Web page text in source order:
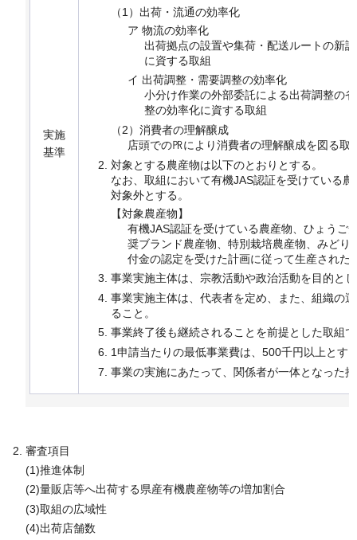
実施
基準
（1）出荷・流通の効率化
ア 物流の効率化
出荷拠点の設置や集荷・配送ルートの新
に資する取組
イ 出荷調整・需要調整の効率化
小分け作業の外部委託による出荷調整の
整の効率化に資する取組
（2）消費者の理解醸成
店頭での㏚により消費者の理解醸成を図る取
対象とする農産物は以下のとおりとする。
なお、取組において有機JAS認証を受けている
対象外とする。
【対象農産物】
有機JAS認証を受けている農産物、ひょうご
奨ブランド農産物、特別栽培農産物、みどり
付金の認定を受けた計画に従って生産された
事業実施主体は、宗教活動や政治活動を目的と
事業実施主体は、代表者を定め、また、組織の
ること。
事業終了後も継続されることを前提とした取組
1申請当たりの最低事業費は、500千円以上とす
事業の実施にあたって、関係者が一体となった
審査項目
(1)推進体制
(2)量販店等へ出荷する県産有機農産物等の増加割合
(3)取組の広域性
(4)出荷店舗数